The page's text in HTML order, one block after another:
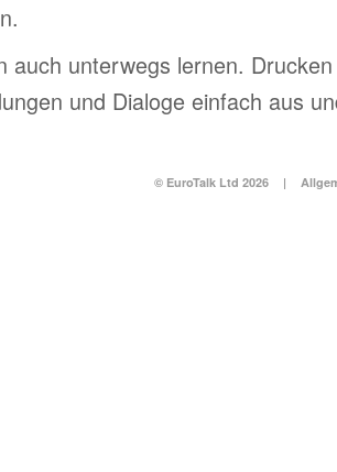
auch unterwegs lernen.
und Dialoge einfach aus
© EuroTalk Ltd 2026 |